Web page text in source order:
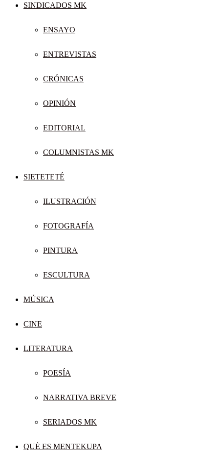
SINDICADOS MK
ENSAYO
ENTREVISTAS
CRÓNICAS
OPINIÓN
EDITORIAL
COLUMNISTAS MK
SIETETETÉ
ILUSTRACIÓN
FOTOGRAFÍA
PINTURA
ESCULTURA
MÚSICA
CINE
LITERATURA
POESÍA
NARRATIVA BREVE
SERIADOS MK
QUÉ ES MENTEKUPA